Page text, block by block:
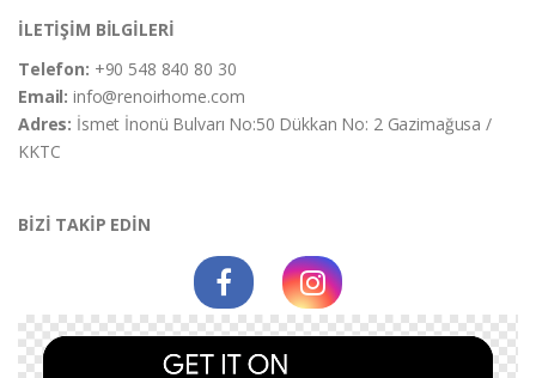
İLETİŞİM BİLGİLERİ
Telefon: +90 548 840 80 30
Email:info@renoirhome.com
Adres: İsmet İnonü Bulvarı No:50 Dükkan No: 2 Gazimağusa /
KKTC
BİZİ TAKİP EDİN